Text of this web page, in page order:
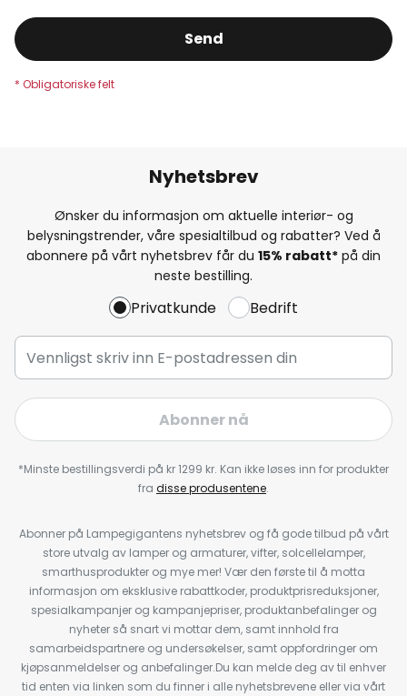
Send
Nyhetsbrev
Ønsker du informasjon om aktuelle interiør- og
belysningstrender, våre spesialtilbud og rabatter? Ved å
abonnere på vårt nyhetsbrev får du 15% rabatt* på din
neste bestilling.
Privatkunde Bedrift
Abonner nå
*Minste bestillingsverdi på kr 1299 kr. Kan ikke løses inn for produkter
fra disse produsentene.
Abonner på Lampegigantens nyhetsbrev og få gode tilbud på vårt
store utvalg av lamper og armaturer, vifter, solcellelamper,
smarthusprodukter og mye mer! Vær den første til å motta
informasjon om eksklusive rabattkoder, produktprisreduksjoner,
spesialkampanjer og kampanjepriser, produktanbefalinger og
nyheter så snart vi mottar dem, samt innhold fra
samarbeidspartnere og undersøkelser, samt oppfordringer om
kjøpsanmeldelser og anbefalinger.Du kan melde deg av til enhver
tid enten via linken som du finner i alle nyhetsbrevene eller via vårt